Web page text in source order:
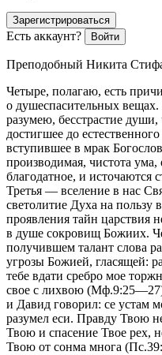
Зарегистрироваться
Есть аккаунт? Войти
Преподобный Никита
Четыре, полагаю, есть
о душеспасительных вещах.
разумею, бесстрастие души,
достигшее до
вступившее в мрак
производимая, чистота ума,
благодатное, и источаются
Третья — вселение в нас
светолитие Духа на пользу
проявления тайн царствия
в душе сокровищ Божиих.
получившем талант слова
угрозы Божией, гласящей:
тебе вдати сребро мое
свое с лихвою
и Давид говорил: се устам
разумел еси. Правду Твою
Твою и спасение Твое рех,
Твою от сонма многа